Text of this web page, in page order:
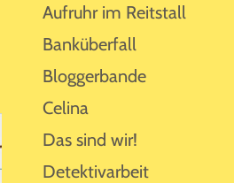
Aufruhr im Reitstall
Banküberfall
Bloggerbande
Celina
Das sind wir!
Detektivarbeit